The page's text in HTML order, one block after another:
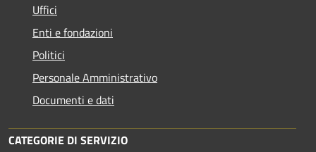
Uffici
Enti e fondazioni
Politici
Personale Amministrativo
Documenti e dati
CATEGORIE DI SERVIZIO